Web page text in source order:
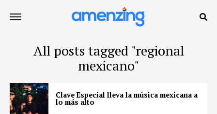
All posts tagged "regional
mexicano"
Clave Especial lleva la música mexicana a
lo más alto